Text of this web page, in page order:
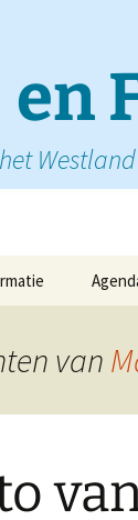
Westland
van